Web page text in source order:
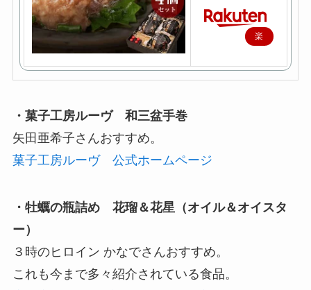
楽
で
・菓子工房ルーヴ 和三盆手巻
矢田亜希子さんおすすめ。
菓子工房ルーヴ 公式ホームページ
・牡蠣の瓶詰め 花瑠＆花星（オイル＆オイスタ
ー）
３時のヒロイン かなでさんおすすめ。
これも今まで多々紹介されている食品。